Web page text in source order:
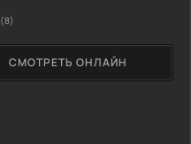
СМОТРЕТЬ ОНЛАЙН
(8)